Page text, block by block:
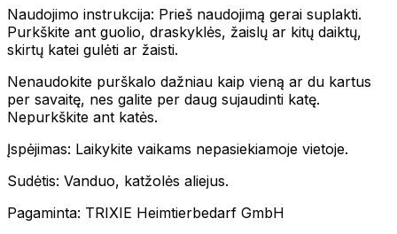
Naudojimo instrukcija: Prieš naudojimą gerai suplakti.
Purkškite ant guolio, draskyklės, žaislų ar kitų daiktų,
skirtų katei gulėti ar žaisti.
Nenaudokite purškalo dažniau kaip vieną ar du kartus
per savaitę, nes galite per daug sujaudinti katę.
Nepurkškite ant katės.
Įspėjimas: Laikykite vaikams nepasiekiamoje vietoje.
Sudėtis: Vanduo, katžolės aliejus.
Pagaminta: TRIXIE Heimtierbedarf GmbH